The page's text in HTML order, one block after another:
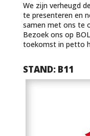
We zijn verheugd
te presenteren en
samen met ons te
Bezoek ons op
toekomst in petto
STAND: B11